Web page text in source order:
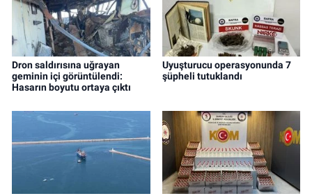
Dron saldırısına uğrayan
geminin içi görüntülendi:
Hasarın boyutu ortaya çıktı
Uyuşturucu operasyonunda 7
şüpheli tutuklandı